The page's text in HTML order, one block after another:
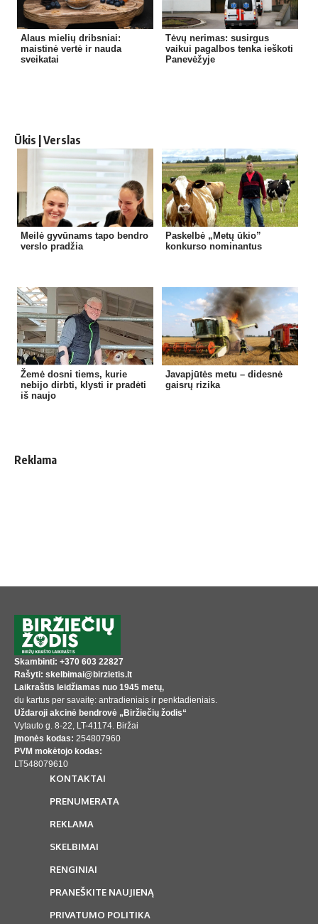
Alaus mielių dribsniai:
maistinė vertė ir nauda
sveikatai
Tėvų nerimas: susirgus
vaikui pagalbos tenka ieškoti
Panevėžyje
Ūkis | Verslas
Meilė gyvūnams tapo bendro
verslo pradžia
Paskelbė „Metų ūkio”
konkurso nominantus
Žemė dosni tiems, kurie
nebijo dirbti, klysti ir pradėti
iš naujo
Javapjūtės metu – didesnė
gaisrų rizika
Reklama
Skambinti: +370 603 22827
Rašyti: skelbimai@birzietis.lt
Laikraštis leidžiamas nuo 1945 metų,
du kartus per savaitę: antradieniais ir penktadieniais.
Uždaroji akcinė bendrovė „Biržiečių žodis“
Vytauto g. 8-22, LT-41174. Biržai
Įmonės kodas: 254807960
PVM mokėtojo kodas:
LT548079610
KONTAKTAI
PRENUMERATA
REKLAMA
SKELBIMAI
RENGINIAI
PRANEŠKITE NAUJIENĄ
PRIVATUMO POLITIKA